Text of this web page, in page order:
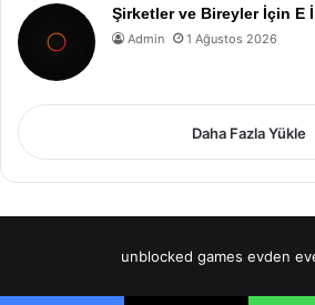
Şirketler ve Bireyler İçin E
Admin 1 Ağustos 2026
Daha Fazla Yükle
unblocked games evden